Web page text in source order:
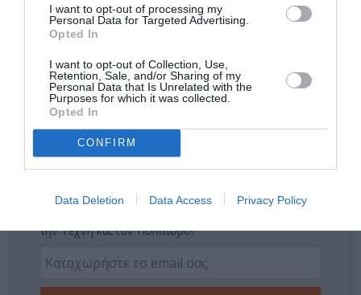
I want to opt-out of processing my
Personal Data for Targeted Advertising.
Opted In
I want to opt-out of Collection, Use,
Retention, Sale, and/or Sharing of my
Personal Data that Is Unrelated with the
Purposes for which it was collected.
Opted In
CONFIRM
Data Deletion Data Access Privacy Policy
Δείτε όλα τατελευταία νέαγια την Τέχνη και τον
Πολιτισμό στοCulturenow.gr
Νέοι Διαγωνισμοί❯
Tags
ΕΚΔΟΣΕΙΣ ΚΕΔΡΟΣ
την Τέχνη και τον Πολιτισμό!